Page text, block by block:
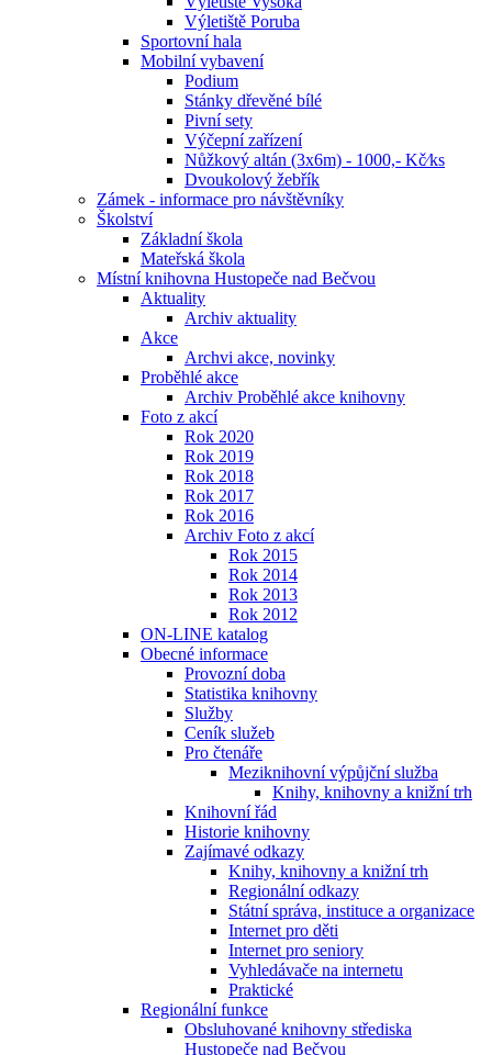
Výletiště Poruba
Sportovní hala
Mobilní vybavení
Podium
Stánky dřevěné bílé
Pivní sety
Výčepní zařízení
Nůžkový altán (3x6m) - 1000,- Kč⁄ks
Dvoukolový žebřík
Zámek - informace pro návštěvníky
Školství
Základní škola
Mateřská škola
Místní knihovna Hustopeče nad Bečvou
Aktuality
Archiv aktuality
Akce
Archvi akce, novinky
Proběhlé akce
Archiv Proběhlé akce knihovny
Foto z akcí
Rok 2020
Rok 2019
Rok 2018
Rok 2017
Rok 2016
Archiv Foto z akcí
Rok 2015
Rok 2014
Rok 2013
Rok 2012
ON-LINE katalog
Obecné informace
Provozní doba
Statistika knihovny
Služby
Ceník služeb
Pro čtenáře
Meziknihovní výpůjční služba
Knihy, knihovny a knižní trh
Knihovní řád
Historie knihovny
Zajímavé odkazy
Knihy, knihovny a knižní trh
Regionální odkazy
Státní správa, instituce a organizace
Internet pro děti
Internet pro seniory
Vyhledávače na internetu
Praktické
Regionální funkce
Obsluhované knihovny střediska
Hustopeče nad Bečvou